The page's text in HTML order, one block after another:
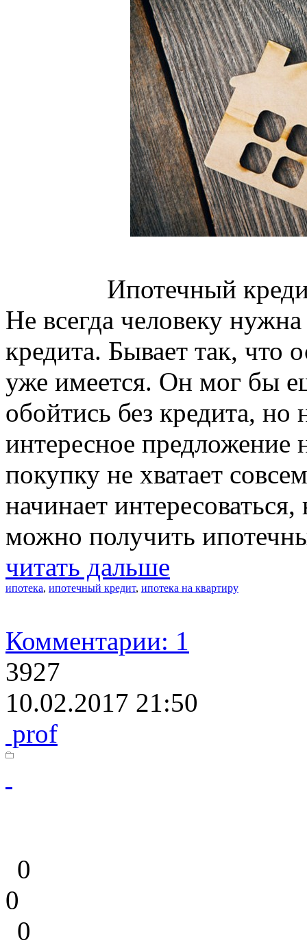
Ипотечный
Не всегда человеку
кредита. Бывает так, что
уже имеется. Он мог бы
обойтись без кредита,
интересное предложение
покупку не хватает
начинает
можно получить
читать дальше
ипотека, ипотечный кредит, ипотека на квартиру
Комментарии: 1
3927
10.02.2017 21:50
prof
0
0
0